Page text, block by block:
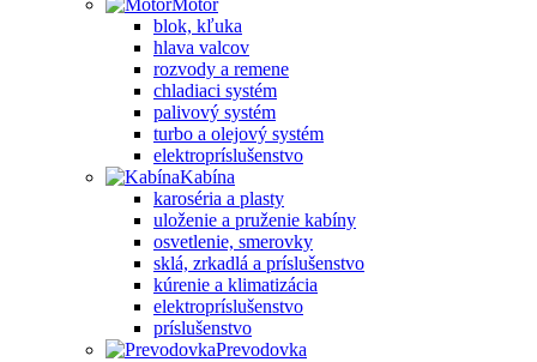
Motor
blok, kľuka
hlava valcov
rozvody a remene
chladiaci systém
palivový systém
turbo a olejový systém
elektropríslušenstvo
Kabína
karoséria a plasty
uloženie a pruženie kabíny
osvetlenie, smerovky
sklá, zrkadlá a príslušenstvo
kúrenie a klimatizácia
elektropríslušenstvo
príslušenstvo
Prevodovka